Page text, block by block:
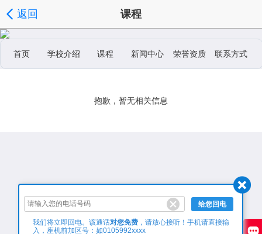
返回 课程
首页 学校介绍 课程 新闻中心 荣誉资质 联系方式
抱歉，暂无相关信息
给您回电
我们将立即回电。该通话对您免费，请放心接听！手机请直接输
入，座机前加区号：如0105992xxxx